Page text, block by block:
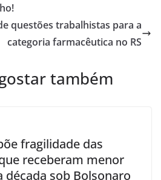
questões trabalhistas para a
categoria farmacêutica no RS
também
fragilidade das
receberam menor
sob Bolsonaro